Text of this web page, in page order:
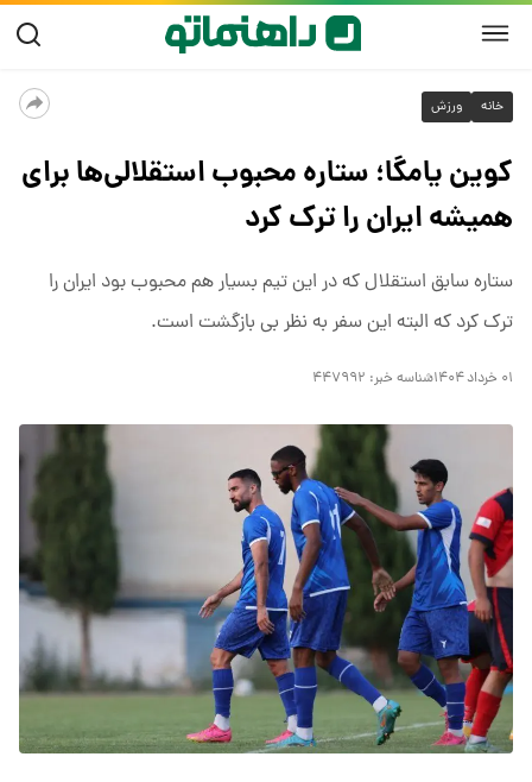
خانه ورزش
کوین یامگا؛ ستاره محبوب استقلالی‌ها برای
همیشه ایران را ترک کرد
ستاره سابق استقلال که در این تیم بسیار هم محبوب بود ایران را
ترک کرد که البته این سفر به نظر بی بازگشت است.
۰۱ خرداد ۱۴۰۴ شناسه خبر: ۴۴۷۹۹۲